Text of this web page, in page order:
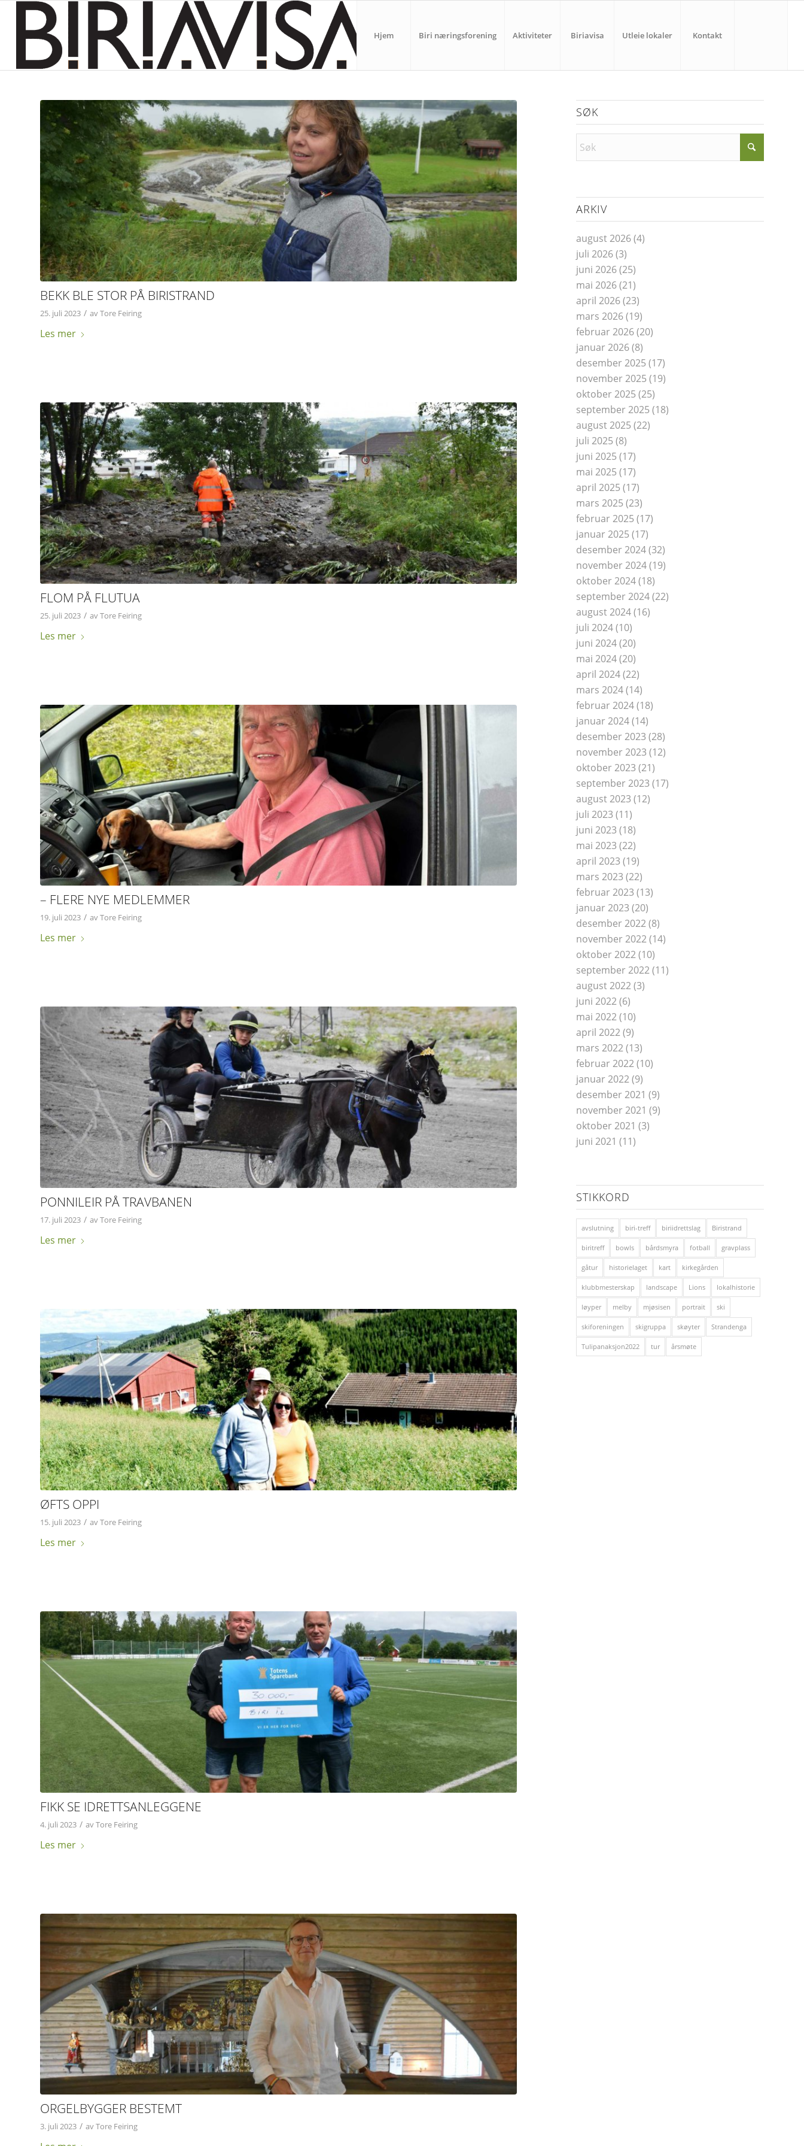
Hjem Biri næringsforening Aktiviteter Biriavisa Utleie lokaler Kontakt
BEKK BLE STOR PÅ BIRISTRAND
25. juli 2023 / avTore Feiring
Les mer
FLOM PÅ FLUTUA
25. juli 2023 / avTore Feiring
Les mer
– FLERE NYE MEDLEMMER
19. juli 2023 / avTore Feiring
Les mer
PONNILEIR PÅ TRAVBANEN
17. juli 2023 / avTore Feiring
Les mer
ØFTS OPPI
15. juli 2023 / avTore Feiring
Les mer
FIKK SE IDRETTSANLEGGENE
4. juli 2023 / avTore Feiring
Les mer
ORGELBYGGER BESTEMT
3. juli 2023 / avTore Feiring
SØK
ARKIV
august 2026(4)
juli 2026(3)
juni 2026(25)
mai 2026(21)
april 2026(23)
mars 2026(19)
februar 2026(20)
januar 2026(8)
desember 2025 (17)
november 2025 (19)
oktober 2025 (25)
september 2025 (18)
august 2025 (22)
juli 2025 (8)
juni 2025 (17)
mai 2025 (17)
april 2025 (17)
mars 2025 (23)
februar 2025 (17)
januar 2025 (17)
desember 2024(32)
november 2024(19)
oktober 2024(18)
september 2024(22)
august 2024(16)
juli 2024(10)
juni 2024(20)
mai 2024(20)
april 2024(22)
mars 2024(14)
februar 2024(18)
januar 2024(14)
desember 2023 (28)
november 2023 (12)
oktober 2023 (21)
september 2023 (17)
august 2023 (12)
juli 2023 (11)
juni 2023 (18)
mai 2023 (22)
april 2023 (19)
mars 2023 (22)
februar 2023 (13)
januar 2023 (20)
desember 2022(8)
november 2022(14)
oktober 2022(10)
september 2022(11)
august 2022(3)
juni 2022(6)
mai 2022(10)
april 2022(9)
mars 2022(13)
februar 2022(10)
januar 2022(9)
desember 2021 (9)
november 2021 (9)
oktober 2021 (3)
juni 2021 (11)
STIKKORD
avslutning biri-treff biriidrettslag Biristrand
biritreff bowls bårdsmyra fotball gravplass
gåtur historielaget kart kirkegården
klubbmesterskap landscape Lions lokalhistorie
løyper melby mjøsisen portrait ski
skiforeningen skigruppa skøyter Strandenga
Tulipanaksjon2022 tur årsmøte